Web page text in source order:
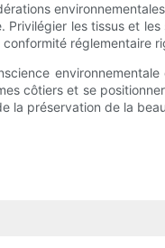
Privilégier les tissus et
réglementaire
côtiers et se
la préservation de la